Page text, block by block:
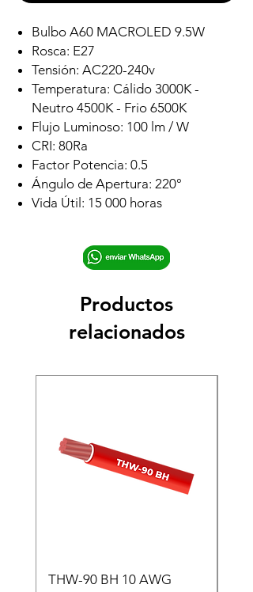
Bulbo A60 MACROLED 9.5W
Rosca: E27
Tensión: AC220-240v
Temperatura: Cálido 3000K -
Neutro 4500K - Frio 6500K
Flujo Luminoso: 100 lm / W
CRI: 80Ra
Factor Potencia: 0.5
Ángulo de Apertura: 220°
Vida Útil: 15 000 horas
Productos
relacionados
THW-90 BH 10 AWG